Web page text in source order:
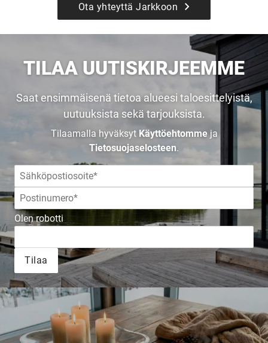
Ota yhteyttä Jarkkoon
TILAA UUTISKIRJEEMME
Saat ensimmäisenä tietoa alueesi taloesittelyistä,
uutuuksista sekä tarjouksista.
Tilaamalla hyväksyt Käyttöehtommeja
Tietosuojaselosteen.
Olen robotti
Tilaa